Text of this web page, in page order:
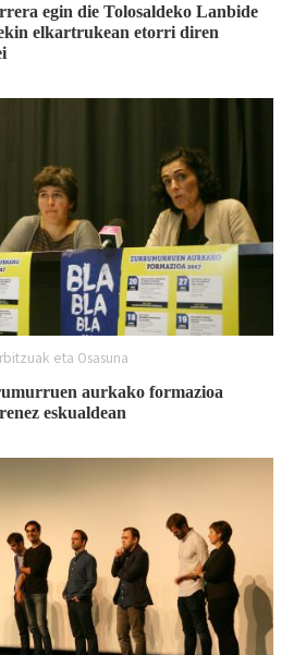
egin die Tolosaldeko Lanbide
elkartrukean etorri diren
eta Osasuna
aurkako formazioa
eskualdean